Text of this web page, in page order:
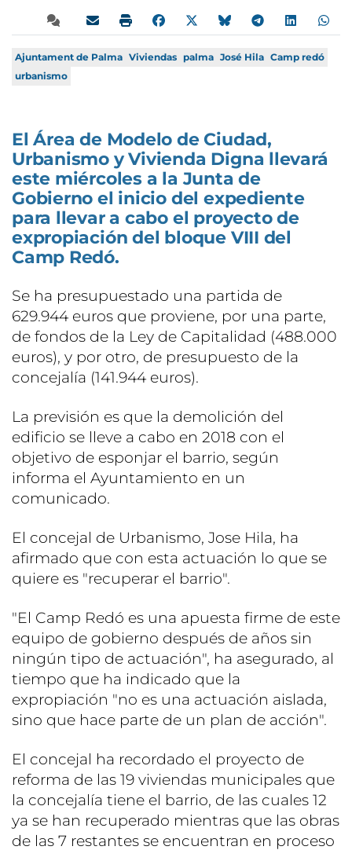
Ajuntament de Palma Viviendas palma José Hila Camp redó
urbanismo
El Área de Modelo de Ciudad,
Urbanismo y Vivienda Digna llevará
este miércoles a la Junta de
Gobierno el inicio del expediente
para llevar a cabo el proyecto de
expropiación del bloque VIII del
Camp Redó.
Se ha presupuestado una partida de
629.944 euros que proviene, por una parte,
de fondos de la Ley de Capitalidad (488.000
euros), y por otro, de presupuesto de la
concejalía (141.944 euros).
La previsión es que la demolición del
edificio se lleve a cabo en 2018 con el
objetivo de esponjar el barrio, según
informa el Ayuntamiento en un
comunicado.
El concejal de Urbanismo, Jose Hila, ha
afirmado que con esta actuación lo que se
quiere es "recuperar el barrio".
"El Camp Redó es una apuesta firme de este
equipo de gobierno después de años sin
ningún tipo de actuación", ha asegurado, al
tiempo que ha indicado que la
expropiación "no es una actuación aislada,
sino que hace parte de un plan de acción".
El concejal ha recordado el proyecto de
reforma de las 19 viviendas municipales que
la concejalía tiene el barrio, de las cuales 12
ya se han recuperado mientras que las obras
de las 7 restantes se encuentran en proceso